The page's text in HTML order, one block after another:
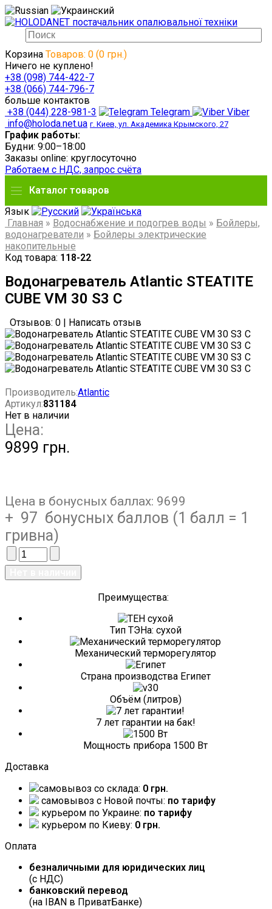
Корзина Товаров: 0 (0 грн.)
Ничего не куплено!
+38 (098) 744-422-7
+38 (066) 744-796-7
больше контактов
+38 (044) 228-981-3
Telegram
Viber
info@holoda.net.ua г. Киев, ул. Академика Крымского, 27
График работы:
Будни: 9:00–18:00
Заказы online: круглосуточно
Работаем с НДС, запрос счёта
Каталог товаров
Язык
Главная » Водоснабжение и подогрев воды » Бойлеры,
водонагреватели » Бойлеры электрические
накопительные
Код товара: 118-22
Водонагреватель Atlantic STEATITE
CUBE VM 30 S3 C
Отзывов: 0 Написать отзыв
Производитель:Atlantic
Артикул:831184
Нет в наличии
Цена:
9899 грн.
Цена в бонусных баллах: 9699
+ 97 бонусных баллов (1 балл = 1
гривна)
Преимущества:
Тип ТЭНа: сухой
Механический терморегулятор
Страна производства Египет
Объём (литров)
7 лет гарантии на бак!
Мощность прибора 1500 Вт
Доставка
самовывоз со склада: 0 грн.
самовывоз c Новой почты: по тарифу
курьером по Украине: по тарифу
курьером по Киеву: 0 грн.
Оплата
безналичными для юридических лиц
(с НДС)
банковский перевод
(на IBAN в ПриватБанке)